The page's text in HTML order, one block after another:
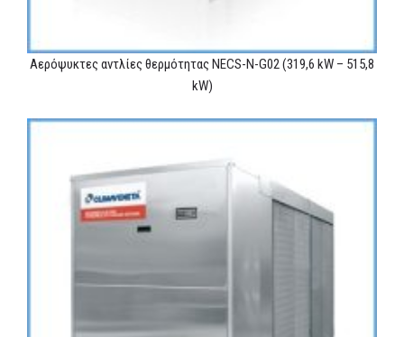
Αερόψυκτες αντλίες θερμότητας NECS-N-G02 (319,6 kW – 515,8
kW)